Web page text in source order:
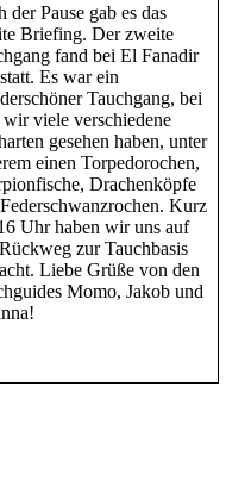
der Pause gab es das
Briefing. Der zweite
fand bei El Fanadir
Es war ein
Tauchgang, bei
wir viele verschiedene
gesehen haben, unter
einen Torpedorochen,
Drachenköpfe
Kurz
Uhr haben wir uns auf
zur Tauchbasis
Liebe Grüße von den
Momo, Jakob und